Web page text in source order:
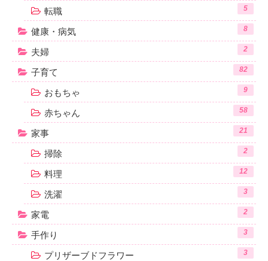
転職 5
健康・病気 8
夫婦 2
子育て 82
おもちゃ 9
赤ちゃん 58
家事 21
掃除 2
料理 12
洗濯 3
家電 2
手作り 3
プリザーブドフラワー 3